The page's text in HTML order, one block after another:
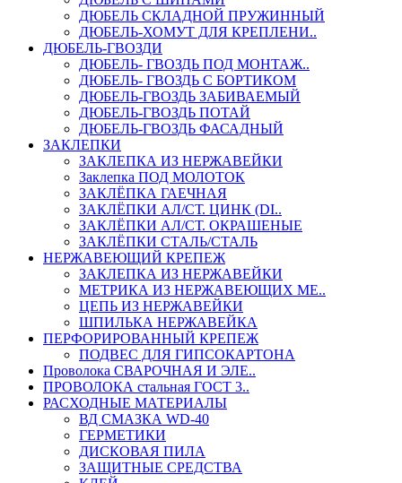
ДЮБЕЛЬ СКЛАДНОЙ ПРУЖИННЫЙ
ДЮБЕЛЬ-ХОМУТ ДЛЯ КРЕПЛЕНИ..
ДЮБЕЛЬ-ГВОЗДИ
ДЮБЕЛЬ- ГВОЗДЬ ПОД МОНТАЖ..
ДЮБЕЛЬ- ГВОЗДЬ С БОРТИКОМ
ДЮБЕЛЬ-ГВОЗДЬ ЗАБИВАЕМЫЙ
ДЮБЕЛЬ-ГВОЗДЬ ПОТАЙ
ДЮБЕЛЬ-ГВОЗДЬ ФАСАДНЫЙ
ЗАКЛЕПКИ
ЗАКЛЕПКА ИЗ НЕРЖАВЕЙКИ
Заклепка ПОД МОЛОТОК
ЗАКЛЁПКА ГАЕЧНАЯ
ЗАКЛЁПКИ АЛ/СТ. ЦИНК (DI..
ЗАКЛЁПКИ АЛ/СТ. ОКРАШЕНЫЕ
ЗАКЛЁПКИ СТАЛЬ/СТАЛЬ
НЕРЖАВЕЮЩИЙ КРЕПЕЖ
ЗАКЛЕПКА ИЗ НЕРЖАВЕЙКИ
МЕТРИКА ИЗ НЕРЖАВЕЮЩИХ МЕ..
ЦЕПЬ ИЗ НЕРЖАВЕЙКИ
ШПИЛЬКА НЕРЖАВЕЙКА
ПЕРФОРИРОВАННЫЙ КРЕПЕЖ
ПОДВЕС ДЛЯ ГИПСОКАРТОНА
Проволока СВАРОЧНАЯ И ЭЛЕ..
ПРОВОЛОКА стальная ГОСТ 3..
РАСХОДНЫЕ МАТЕРИАЛЫ
ВД СМАЗКА WD-40
ГЕРМЕТИКИ
ДИСКОВАЯ ПИЛА
ЗАЩИТНЫЕ СРЕДСТВА